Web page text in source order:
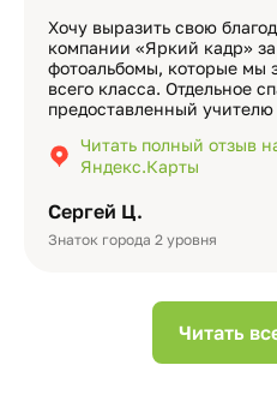
Сергей Ц.
Знаток города 2 уровня
Хочу выразить свою
компании «Яркий кадр»
фотоальбомы, которые мы
всего класса. Отдельное
предоставленный
подчёркивает значимость
Качество альбомов на
Читать полный отзыв
Яндекс.Карты
Читать